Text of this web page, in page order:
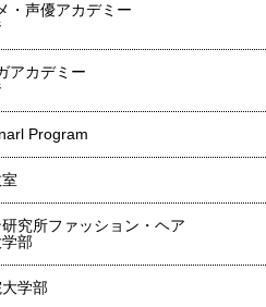
・声優アカデミー
アカデミー
Program
究所ファッション・ヘア
部
学部